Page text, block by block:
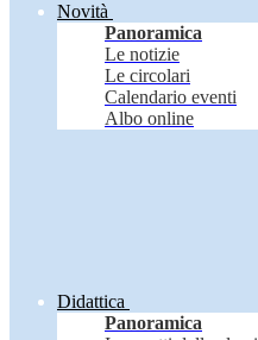
Novità
Panoramica
Le notizie
Le circolari
Calendario eventi
Albo online
Didattica
Panoramica